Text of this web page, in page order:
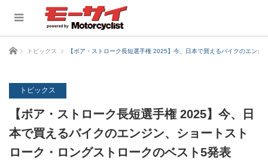
ホーム トピックス 【ボア・ストローク長短選手権 2025】今、日本で買えるバイクのエン
トピックス
【ボア・ストローク長短選手権 2025】今、日
本で買えるバイクのエンジン、ショートスト
ローク・ロングストロークのベスト5発表